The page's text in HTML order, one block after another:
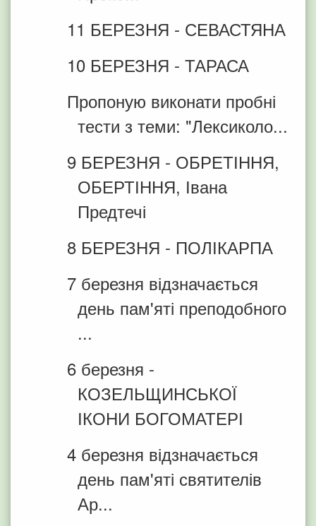
11 БЕРЕЗНЯ - СЕВАСТЯНА
10 БЕРЕЗНЯ - ТАРАСА
Пропоную виконати пробні
тести з теми: "Лексиколо...
9 БЕРЕЗНЯ - ОБРЕТІННЯ,
ОБЕРТІННЯ, Івана
Предтечі
8 БЕРЕЗНЯ - ПОЛІКАРПА
7 березня відзначається
день пам'яті преподобного
...
6 березня -
КОЗЕЛЬЩИНСЬКОЇ
ІКОНИ БОГОМАТЕРІ
4 березня відзначається
день пам'яті святителів
Ар...